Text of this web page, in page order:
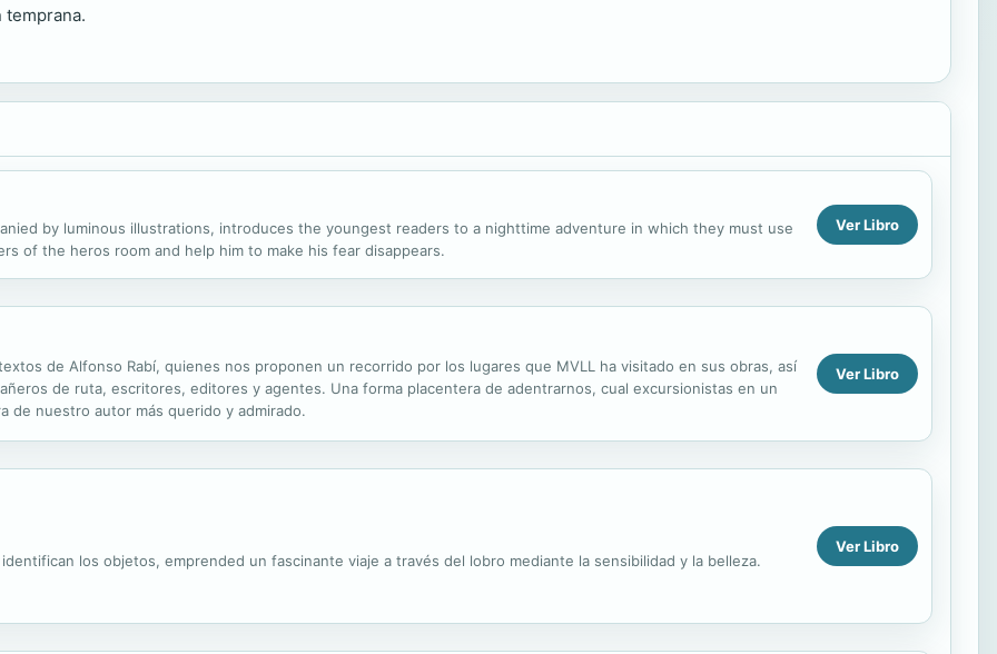
by luminous illustrations, introduces the youngest readers to a nighttime adventure in which they must use
of the heros room and help him to make his fear disappears.
Ver Libro
de Alfonso Rabí, quienes nos proponen un recorrido por los lugares que MVLL ha visitado en sus obras, así
de ruta, escritores, editores y agentes. Una forma placentera de adentrarnos, cual excursionistas en un
de nuestro autor más querido y admirado.
Ver Libro
los objetos, emprended un fascinante viaje a través del lobro mediante la sensibilidad y la belleza.
Ver Libro